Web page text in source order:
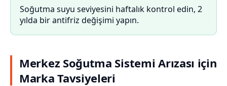
Soğutma suyu seviyesini haftalık kontrol edin, 2
yılda bir antifriz değişimi yapın.
Merkez Soğutma Sistemi Arızası için
Marka Tavsiyeleri